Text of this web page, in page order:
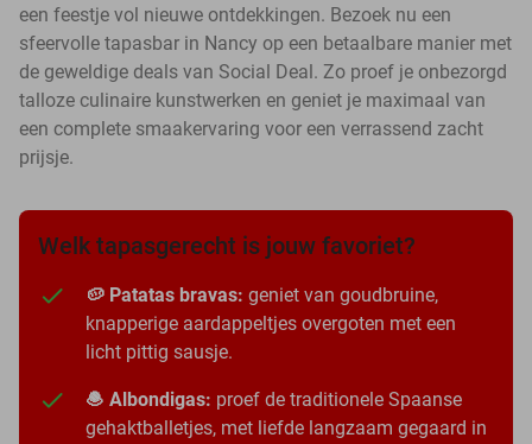
een feestje vol nieuwe ontdekkingen. Bezoek nu een
sfeervolle tapasbar in Nancy op een betaalbare manier met
de geweldige deals van Social Deal. Zo proef je onbezorgd
talloze culinaire kunstwerken en geniet je maximaal van
een complete smaakervaring voor een verrassend zacht
prijsje.
Welk tapasgerecht is jouw favoriet?
🥔 Patatas bravas: geniet van goudbruine,
knapperige aardappeltjes overgoten met een
licht pittig sausje.
🧆 Albondigas: proef de traditionele Spaanse
gehaktballetjes, met liefde langzaam gegaard in